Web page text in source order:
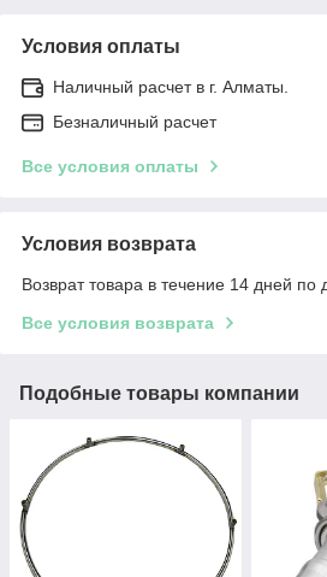
Условия оплаты
Наличный расчет в г. Алматы.
Безналичный расчет
Все условия оплаты
Условия возврата
Возврат товара в течение 14 дней по
Все условия возврата
Подобные товары компании